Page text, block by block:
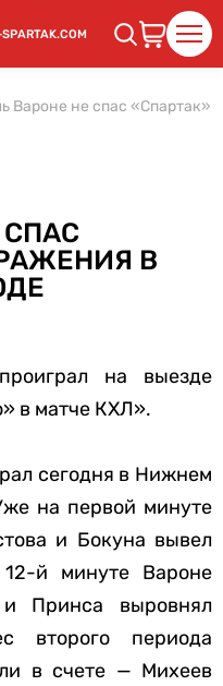
Вароне не спас
В
на выезде
в матче КХЛ».
сегодня в Нижнем
на первой минуте
и Бокуна вывел
й минуте Вароне
Принса выровнял
второго периода
в счете — Михеев